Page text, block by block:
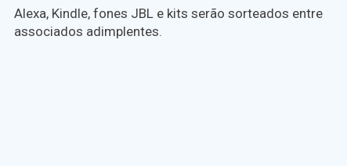
Alexa, Kindle, fones JBL e kits serão sorteados entre
associados adimplentes.